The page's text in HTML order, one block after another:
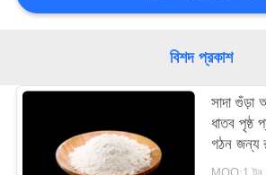
একটি
অনুরোধ
বিশদ প্রকাশ
সাদা গুঁড়া
ধাতব পৃষ্ঠ
গঠন জন্য